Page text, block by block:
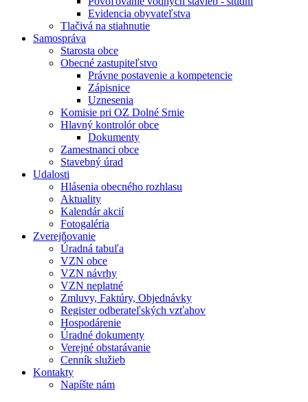
Evidencia obyvateľstva
Tlačivá na stiahnutie
Samospráva
Starosta obce
Obecné zastupiteľstvo
Právne postavenie a kompetencie
Zápisnice
Uznesenia
Komisie pri OZ Dolné Srnie
Hlavný kontrolór obce
Dokumenty
Zamestnanci obce
Stavebný úrad
Udalosti
Hlásenia obecného rozhlasu
Aktuality
Kalendár akcií
Fotogaléria
Zverejňovanie
Úradná tabuľa
VZN obce
VZN návrhy
VZN neplatné
Zmluvy, Faktúry, Objednávky
Register odberateľských vzťahov
Hospodárenie
Úradné dokumenty
Verejné obstarávanie
Cenník služieb
Kontakty
Napíšte nám